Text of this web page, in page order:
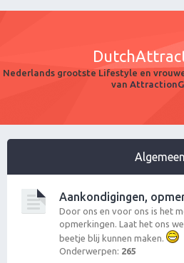
Nederlands grootste Lifestyle en
van
Algemeen
Aankondigingen,
Door ons en voor ons is het
opmerkingen. Laat het ons
beetje blij kunnen maken.
Onderwerpen: 265